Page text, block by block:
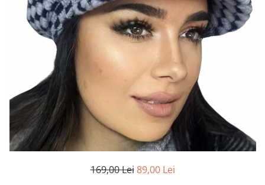
Cadouri barbati
Seturi cadou barbati
Seturi cadou barbati portofel si curea
Ceasuri pentru EL
Cadouri craciun barbati
Cadouri personalizate barbati
Cadouri copii
Caciuli copii
Cadouri copii bebelusi 0+
Etichete scolare
Sepci personalizate
Bannere personalizate scoli si gradinite
Caserole personalizate sandwich
Saculeti personalizati
Sticla de apa personalizata
Agende si caiete personalizate
169,00 Lei 89,00 Lei